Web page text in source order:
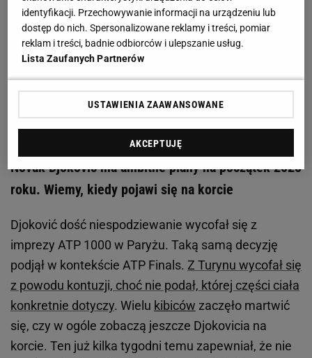
dopuszcza myśli o porażce"
To był zdecydowanie jego największy sukces w
odniósł. Nie udało mu się wygrać kolejnego turnieju
wielkoszlemowego, czy jakiejkolwiek innej imprezy.
Dodatkowo przedwcześnie zakończył sezon.
Novak Djoković ma ambitne plany na początek 2025
roku. Wiemy, kiedy pojawi się na korcie
Djoković dość niespodziewanie wycofał się z
imprezy ATP 1000 w Paryżu. Taką samą decyzję
podjął w kontekście ATP Finals. Z Turynu wycofał się
z powodu kontuzji, choć nie podał, której części ciała
konkretnie dotyczy. Wielu kibiców zaczęło martwić
się, czy w ogóle zobaczą jeszcze Djokovicia na
korcie. Ten już kilka tygodni temu zapewniał, że nie
identyfikacji. Przechowywanie informacji na urządzeniu lub
dostęp do nich. Spersonalizowane reklamy i treści, pomiar
reklam i treści, badnie odbiorców i ulepszanie usług.
Lista Zaufanych Partnerów
USTAWIENIA ZAAWANSOWANE
AKCEPTUJĘ